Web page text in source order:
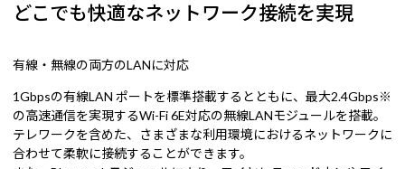
どこでも快適なネットワーク接続を実現
有線・無線の両方のLANに対応
1Gbpsの有線LAN ポートを標準搭載するとともに、最大2.4Gbps※
の高速通信を実現するWi-Fi 6E対応の無線LANモジュールを搭載。
テレワークを含めた、さまざまな利用環境におけるネットワークに
合わせて柔軟に接続することができます。